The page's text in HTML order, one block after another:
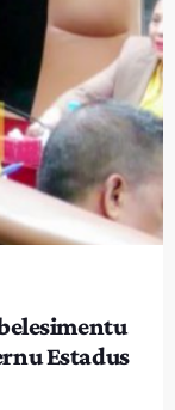
keyboard_arrow_down
Estadus